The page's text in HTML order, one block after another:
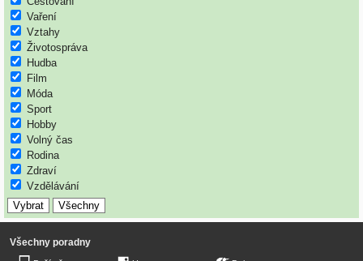
Vaření
Vztahy
Životospráva
Hudba
Film
Móda
Sport
Hobby
Volný čas
Rodina
Zdraví
Vzdělávání
Všechny poradny